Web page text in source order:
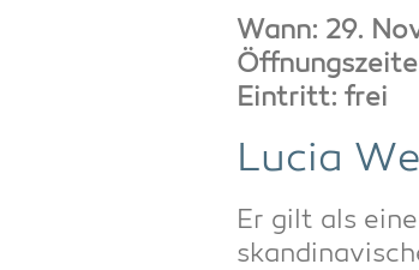
Wann: 29.
Ein­tritt: frei
Lucia
Er gilt als